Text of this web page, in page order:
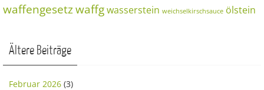
waffengesetzwaffgwasserstein weichselkirschsauce ölstein
Ältere Beiträge
Februar 2026 (3)